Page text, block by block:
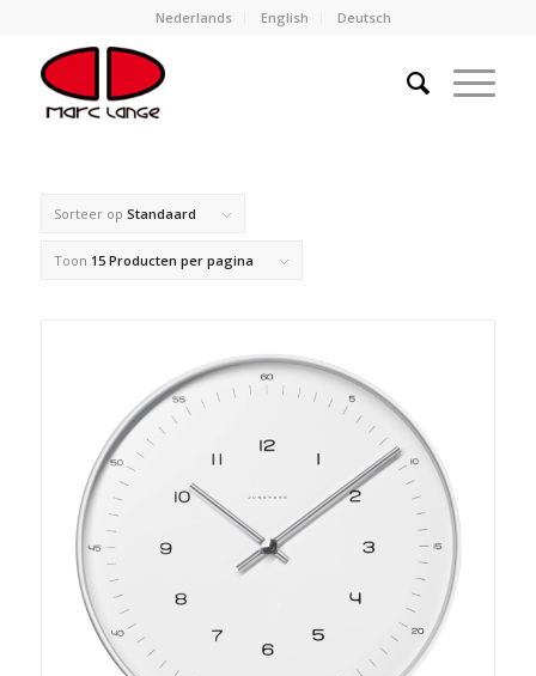
Nederlands English Deutsch
Sorteer op Standaard
Toon 15 Producten per pagina